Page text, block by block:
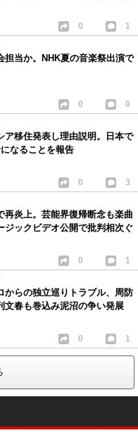
0 1
担当か。NHK夏の音楽祭出演で
0 0
ア移住発表し理由説明。日本で
なることを報告
0 3
再炎上。芸能界復帰断念も楽曲
ジックビデオ公開で批判相次ぐ
0 1
からの独立巡りトラブル、周防
文春も巻込み泥沼の争い発展
0 1